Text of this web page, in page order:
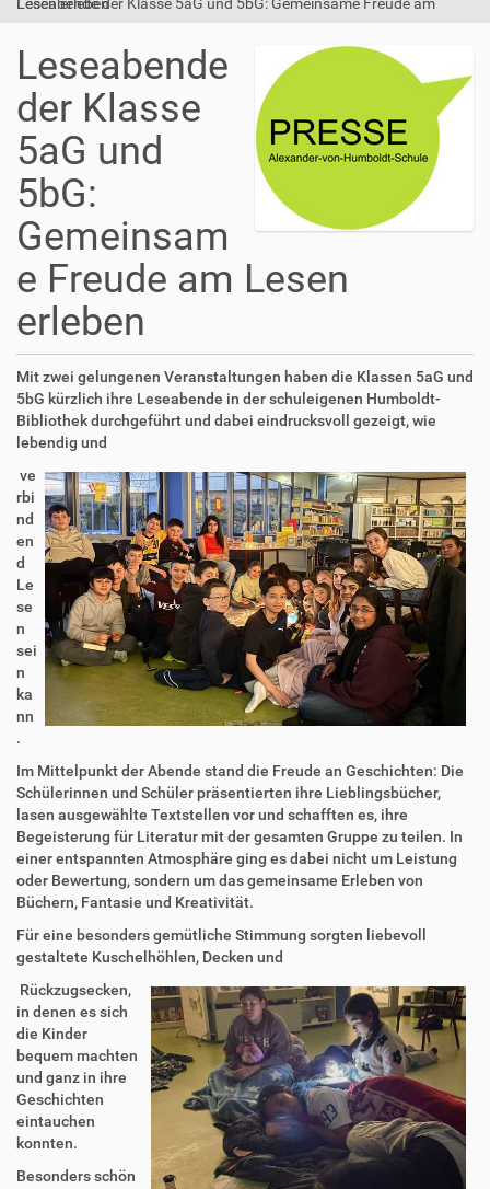
Leseabende
der Klasse
5aG und
5bG:
Gemeinsam
e Freude am Lesen
erleben
Mit zwei gelungenen Veranstaltungen haben die Klassen 5aG und
5bG kürzlich ihre Leseabende in der schuleigenen Humboldt-
Bibliothek durchgeführt und dabei eindrucksvoll gezeigt, wie
lebendig und
ve
rbi
nd
en
d
Le
se
n
sei
n
ka
nn
.
Im Mittelpunkt der Abende stand die Freude an Geschichten: Die
Schülerinnen und Schüler präsentierten ihre Lieblingsbücher,
lasen ausgewählte Textstellen vor und schafften es, ihre
Begeisterung für Literatur mit der gesamten Gruppe zu teilen. In
einer entspannten Atmosphäre ging es dabei nicht um Leistung
oder Bewertung, sondern um das gemeinsame Erleben von
Büchern, Fantasie und Kreativität.
Für eine besonders gemütliche Stimmung sorgten liebevoll
gestaltete Kuschelhöhlen, Decken und
Rückzugsecken,
in denen es sich
die Kinder
bequem machten
und ganz in ihre
Geschichten
eintauchen
konnten.
Besonders schön